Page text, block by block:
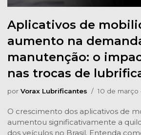
Aplicativos de
aumento na
manutenção: o
nas trocas de
por Vorax Lubrificantes 10 de março
O crescimento dos aplicativos de
aumentou significativamente a
dos veículos no Brasil. Entenda